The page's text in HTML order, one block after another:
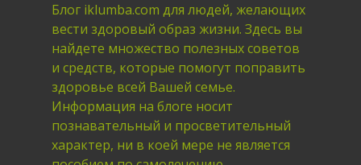
Блог iklumba.com для людей, желающих
вести здоровый образ жизни. Здесь вы
найдете множество полезных советов
и средств, которые помогут поправить
здоровье всей Вашей семье.
Информация на блоге носит
познавательный и просветительный
характер, ни в коей мере не является